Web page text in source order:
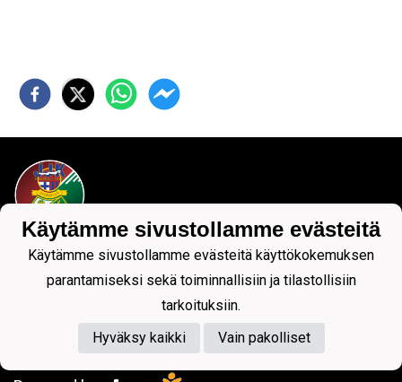
Tietosuojaseloste
Käytämme sivustollamme evästeitä
Käytämme sivustollamme evästeitä käyttökokemuksen
parantamiseksi sekä toiminnallisiin ja tilastollisiin
tarkoituksiin.
Hyväksy kaikki
Vain pakolliset